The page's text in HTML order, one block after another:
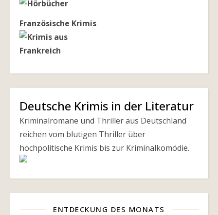
Französische Krimis
Deutsche Krimis in der Literatur
Kriminalromane und Thriller aus Deutschland
reichen vom blutigen Thriller über
hochpolitische Krimis bis zur Kriminalkomödie.
ENTDECKUNG DES MONATS